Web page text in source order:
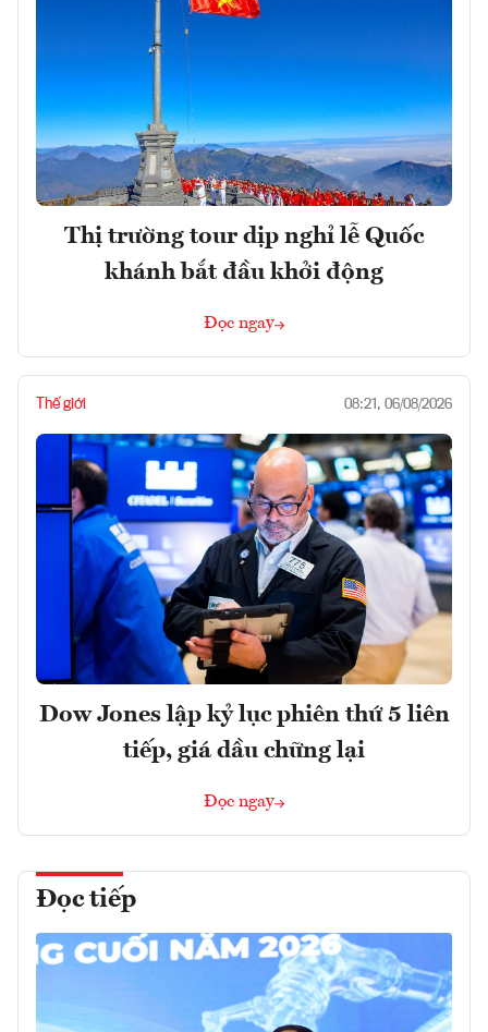
Thị trường tour dịp nghỉ lễ Quốc
khánh bắt đầu khởi động
Đọc ngay
Thế giới 08:21, 06/08/2026
Dow Jones lập kỷ lục phiên thứ 5 liên
tiếp, giá dầu chững lại
Đọc ngay
Đọc tiếp